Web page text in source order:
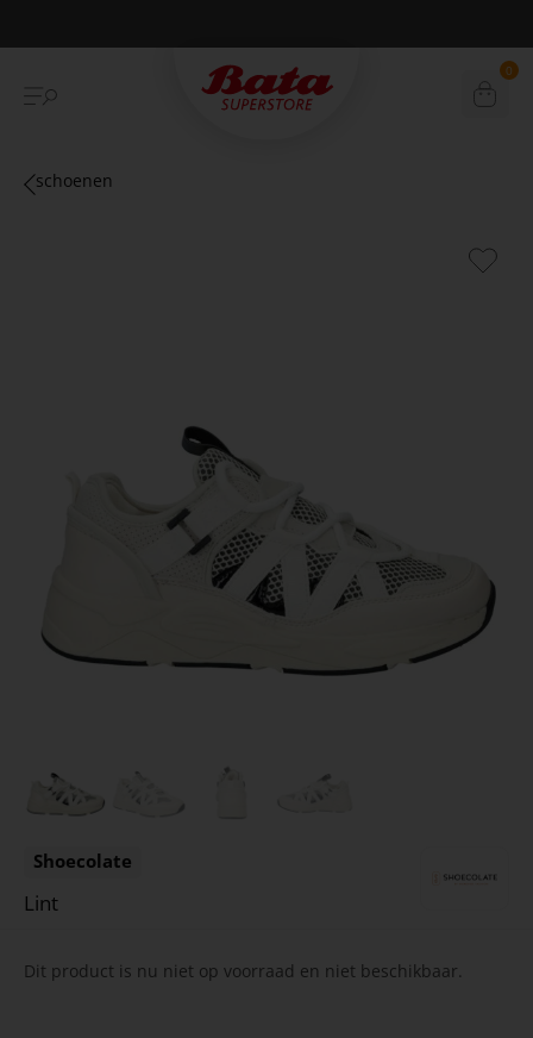
Betaal achteraf met Klarna 0
schoenen
Shoecolate
Lint
Dit product is nu niet op voorraad en niet beschikbaar.